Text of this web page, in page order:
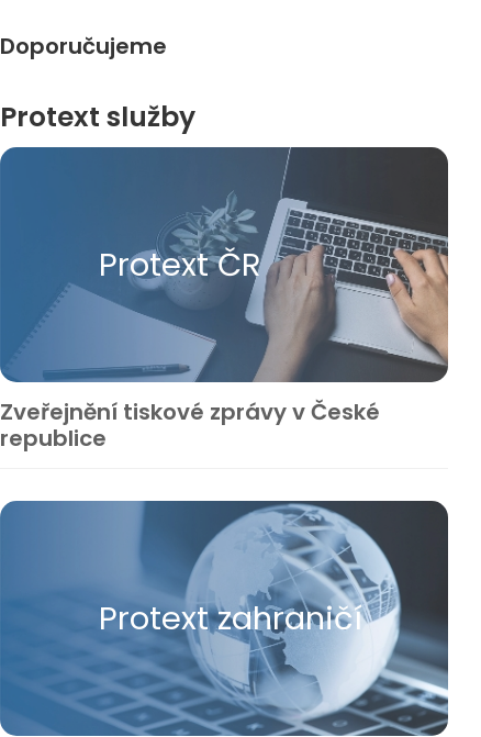
Doporučujeme
Protext služby
Protext ČR
Zveřejnění tiskové zprávy v České
republice
Protext zahraničí